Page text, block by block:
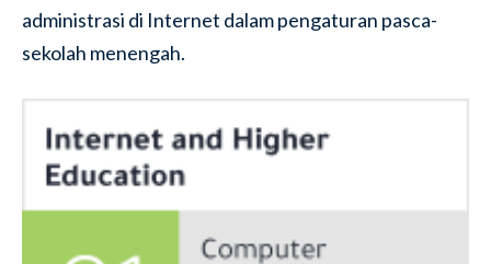
administrasi di Internet dalam pengaturan pasca-
sekolah menengah.